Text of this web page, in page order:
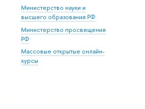
Министерство науки и
высшего образования РФ
Министерство просвещения
РФ
Массовые открытые онлайн-
курсы